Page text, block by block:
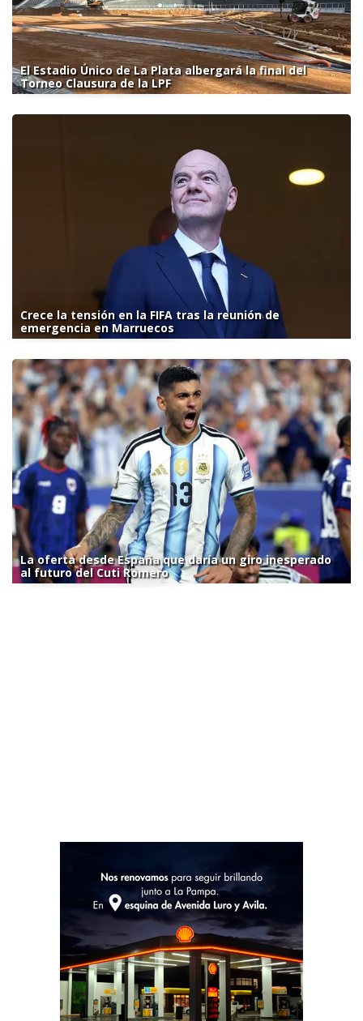
El Estadio Único de La Plata albergará la final del
Torneo Clausura de la LPF
Crece la tensión en la FIFA tras la reunión de
emergencia en Marruecos
La oferta desde España que daría un giro inesperado
al futuro del Cuti Romero